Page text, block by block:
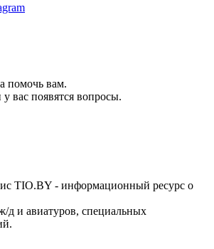
помочь вам.
вас появятся вопросы.
TIO.BY - информационный ресурс о
д и авиатуров, специальных